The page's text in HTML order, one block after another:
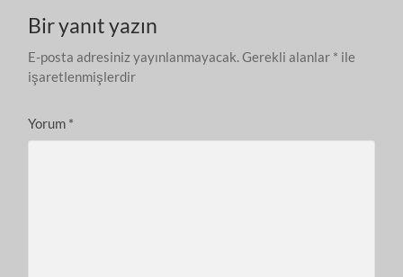
Bir yanıt yazın
E-posta adresiniz yayınlanmayacak.Gerekli alanlar * ile
işaretlenmişlerdir
Yorum *